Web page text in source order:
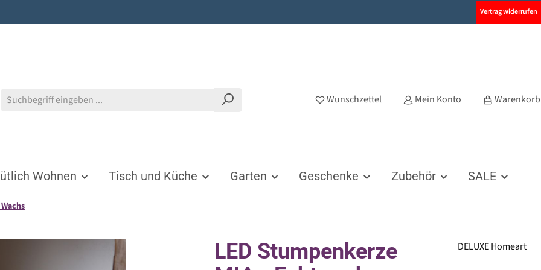
Vertrag widerrufen
Wunschzettel Mein Konto Warenkorb
Wohnen Tisch und Küche Garten Geschenke Zubehör SALE
LED Stumpenkerze
DELUXE Homeart